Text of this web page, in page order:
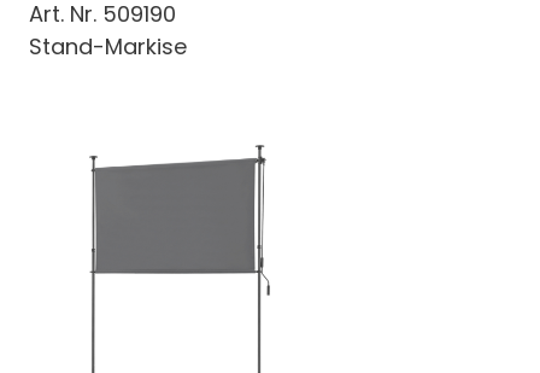
Art. Nr. 509190
Stand-Markise